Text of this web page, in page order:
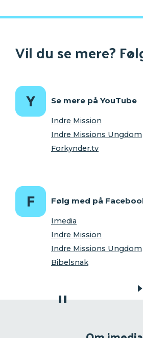
Vil du se mere?
Se mere på YouTube
Indre Mission
Indre Missions Ungdom
Forkynder.tv
Følg med på
Imedia
Indre Mission
Indre Missions Ungdom
Bibelsnak